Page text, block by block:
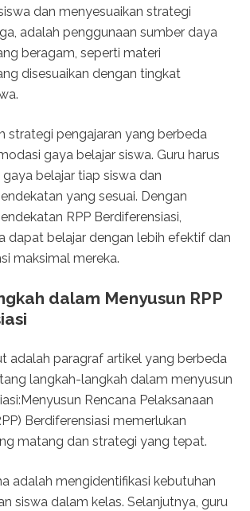
dan menyesuaikan strategi
adalah penggunaan sumber daya
beragam, seperti materi
disesuaikan dengan tingkat
strategi pengajaran yang berbeda
gaya belajar siswa. Guru harus
belajar tiap siswa dan
yang sesuai. Dengan
RPP Berdiferensiasi,
dapat belajar dengan lebih efektif dan
maksimal mereka.
dalam Menyusun RPP
adalah paragraf artikel yang berbeda
langkah-langkah dalam menyusun
Rencana Pelaksanaan
Berdiferensiasi memerlukan
matang dan strategi yang tepat.
adalah mengidentifikasi kebutuhan
siswa dalam kelas. Selanjutnya, guru